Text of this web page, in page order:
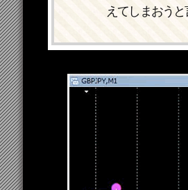
えてしまおうと